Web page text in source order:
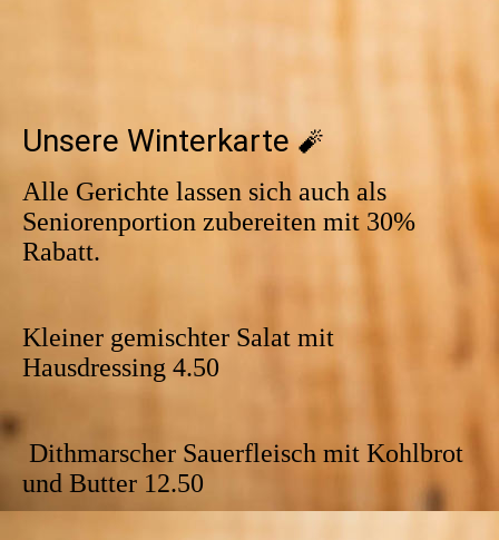
Unsere Winterkarte🧨
Alle Gerichte lassen sich auch als
Seniorenportion zubereiten mit 30%
Rabatt.
Kleiner gemischter Salat mit
Hausdressing 4.50
Dithmarscher Sauerfleisch mit Kohlbrot
und Butter 12.50